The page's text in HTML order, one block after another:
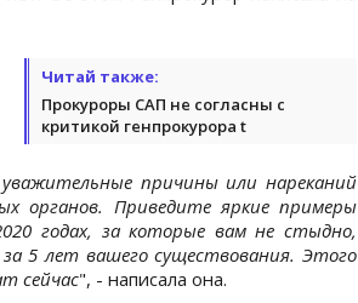
Читай также:
Прокуроры САП не согласны с
критикой генпрокурора t
причины или нареканий
органов. Приведите яркие примеры
годах, за которые вам не стыдно,
5 лет вашего существования. Этого
сейчас", - написала она.